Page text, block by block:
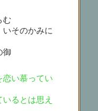
のかみに
い慕ってい
とは思え